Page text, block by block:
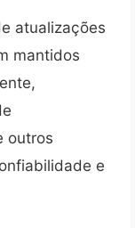
atualizações
mantidos
outros
e